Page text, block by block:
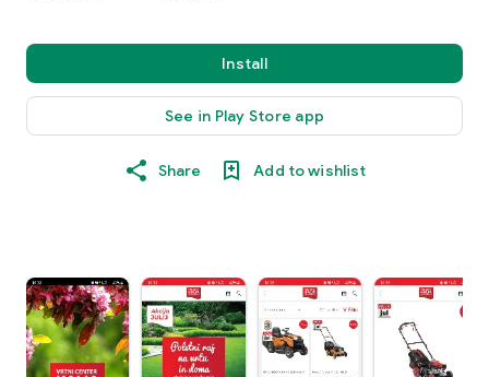
Install
See in Play Store app
Share Add to wishlist